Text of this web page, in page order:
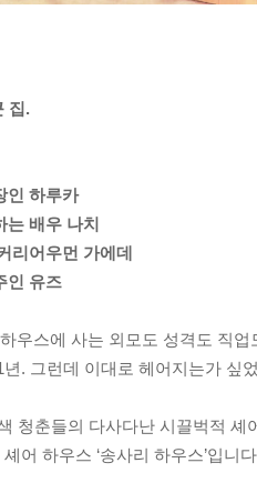
집.
인 하루카
배우 나치
리어우먼 가에데
인 유즈
우스에 사는 외모도 성격도 직
. 그런데 이대로 헤어지는가 싶
청춘들의 다사다난 시끌벅적 셰
어 하우스 ‘송사리 하우스’입니